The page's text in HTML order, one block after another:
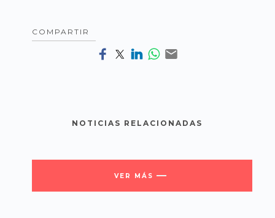
COMPARTIR
NOTICIAS RELACIONADAS
VER MÁS